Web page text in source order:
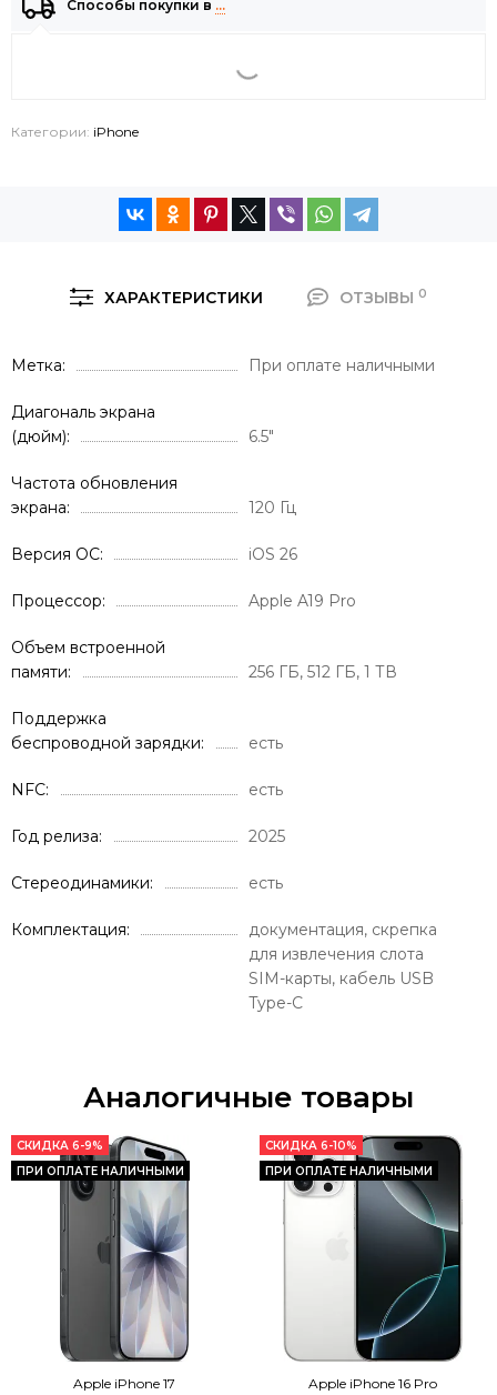
Способы покупки в …
Категории: iPhone
ХАРАКТЕРИСТИКИ ОТЗЫВЫ 0
Метка При оплате наличными
Диагональ экрана
(дюйм)
6.5"
Частота обновления
экрана
120 Гц
Версия ОС iOS 26
Процессор Apple A19 Pro
Объем встроенной
памяти
256 ГБ, 512 ГБ, 1 ТВ
Поддержка
беспроводной зарядки
есть
NFC есть
Год релиза 2025
Стереодинамики есть
Комплектация
документация, скрепка
для извлечения слота
SIM-карты, кабель USB
Type-C
Аналогичные товары
СКИДКА 6-9%
ПРИ ОПЛАТЕ НАЛИЧНЫМИ
Apple iPhone 17
СКИДКА 6-10%
ПРИ ОПЛАТЕ НАЛИЧНЫМИ
Apple iPhone 16 Pro